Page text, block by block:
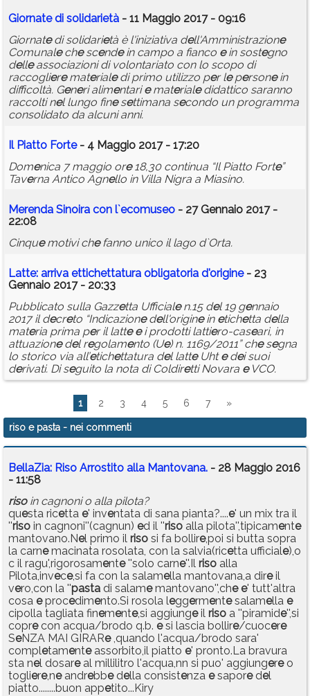
Giornatedi solidarietà - 11 Maggio 2017 - 09:16
Giornatedi solidarietà è l'iniziativa dell'Amministrazione
Comunalechescendein campo a fianco ein sostegno
delleassociazioni di volontariato con lo scopo di
raccoglierematerialedi primo utilizzo per lepersonein
difficoltà. Generi alimentariematerialedidattico saranno
raccolti nel lungo finesettimana secondo un programma
consolidato da alcuni anni.
Il Piatto Forte- 4 Maggio 2017 - 17:20
Domenica 7 maggio ore18,30 continua “Il Piatto Forte”
Taverna Antico Agnello in Villa Nigra a Miasino.
Merenda Sinoira con l`ecomuseo - 27 Gennaio 2017 -
22:08
Cinquemotivi chefanno unico il lago d`Orta.
Latte: arriva ettichettatura obligatoria d'origine- 23
Gennaio 2017 - 20:33
Pubblicato sulla Gazzetta Ufficialen.15 del 19 gennaio
2017 il decreto “Indicazionedell'originein etichetta della
materia prima per il latte ei prodotti lattiero-caseari, in
attuazionedel regolamento (Ue) n. 1169/2011” chesegna
lo storico via all’etichettatura del latteUhtedei suoi
derivati. Di seguito la nota di Coldiretti Novara eVCO.
1 2 3 4 5 6 7 »
riso e pasta - nei commenti
BellaZia: Riso Arrostito alla Mantovana. - 28 Maggio 2016
- 11:58
risoin cagnoni o alla pilota?
questa ricetta e' inventata di sana pianta?....e' un mix tra il
''riso in cagnoni''(cagnun) ed il ''riso alla pilota'',tipicamente
mantovano.Nel primo il riso si fa bollire,poi si butta sopra
la carnemacinata rosolata, con la salvia(ricetta ufficiale),o
c il ragu',rigorosamente''solo carne''.Il riso alla
Pilota,invece,si fa con la salamella mantovana,a direil
vero,con la ''pasta di salamemantovano'',che e' tutt'altra
cosa eprocedimento.Si rosola leggermentesalamella e
cipolla tagliata finemente,si aggiungeil riso a ''piramide'',si
coprecon acqua/brodo q.b. esi lascia bollire/cuocere
SeNZA MAI GIRARe,quando l'acqua/brodo sara'
completamenteassorbito,il piatto e' pronto.La bravura
sta nel dosareal millilitro l'acqua,nn si puo' aggiungereo
togliere,neandrebbedella consistenza esaporedel
piatto........buon appetito...Kiry